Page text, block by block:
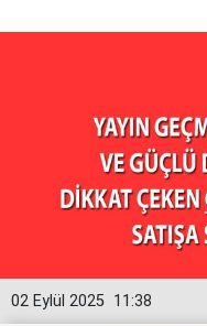
11:38
02 Eylül 2025